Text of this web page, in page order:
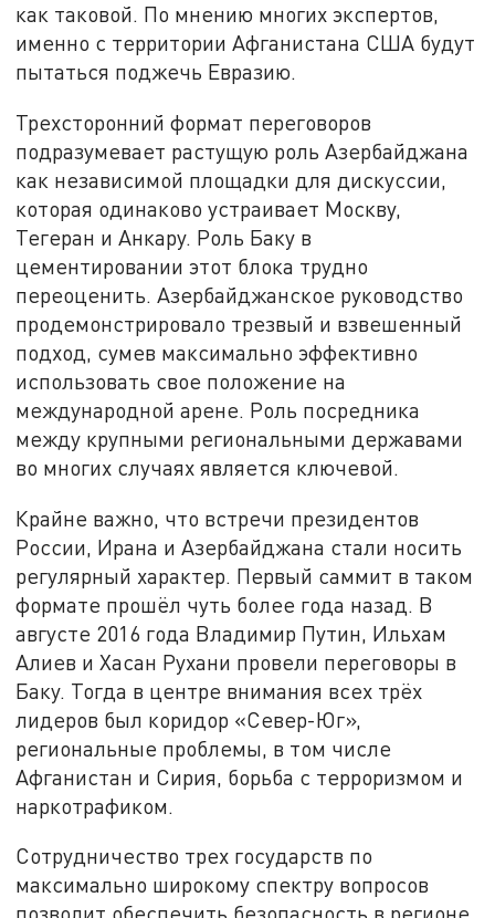
как таковой. По мнению многих экспертов,
именно с территории Афганистана США будут
пытаться поджечь Евразию.
Трехсторонний формат переговоров
подразумевает растущую роль Азербайджана
как независимой площадки для дискуссии,
которая одинаково устраивает Москву,
Тегеран и Анкару. Роль Баку в
цементировании этот блока трудно
переоценить. Азербайджанское руководство
продемонстрировало трезвый и взвешенный
подход, сумев максимально эффективно
использовать свое положение на
международной арене. Роль посредника
между крупными региональными державами
во многих случаях является ключевой.
Крайне важно, что встречи президентов
России, Ирана и Азербайджана стали носить
регулярный характер. Первый саммит в таком
формате прошёл чуть более года назад. В
августе 2016 года Владимир Путин, Ильхам
Алиев и Хасан Рухани провели переговоры в
Баку. Тогда в центре внимания всех трёх
лидеров был коридор «Север-Юг»,
региональные проблемы, в том числе
Афганистан и Сирия, борьба с терроризмом и
наркотрафиком.
Сотрудничество трех государств по
максимально широкому спектру вопросов